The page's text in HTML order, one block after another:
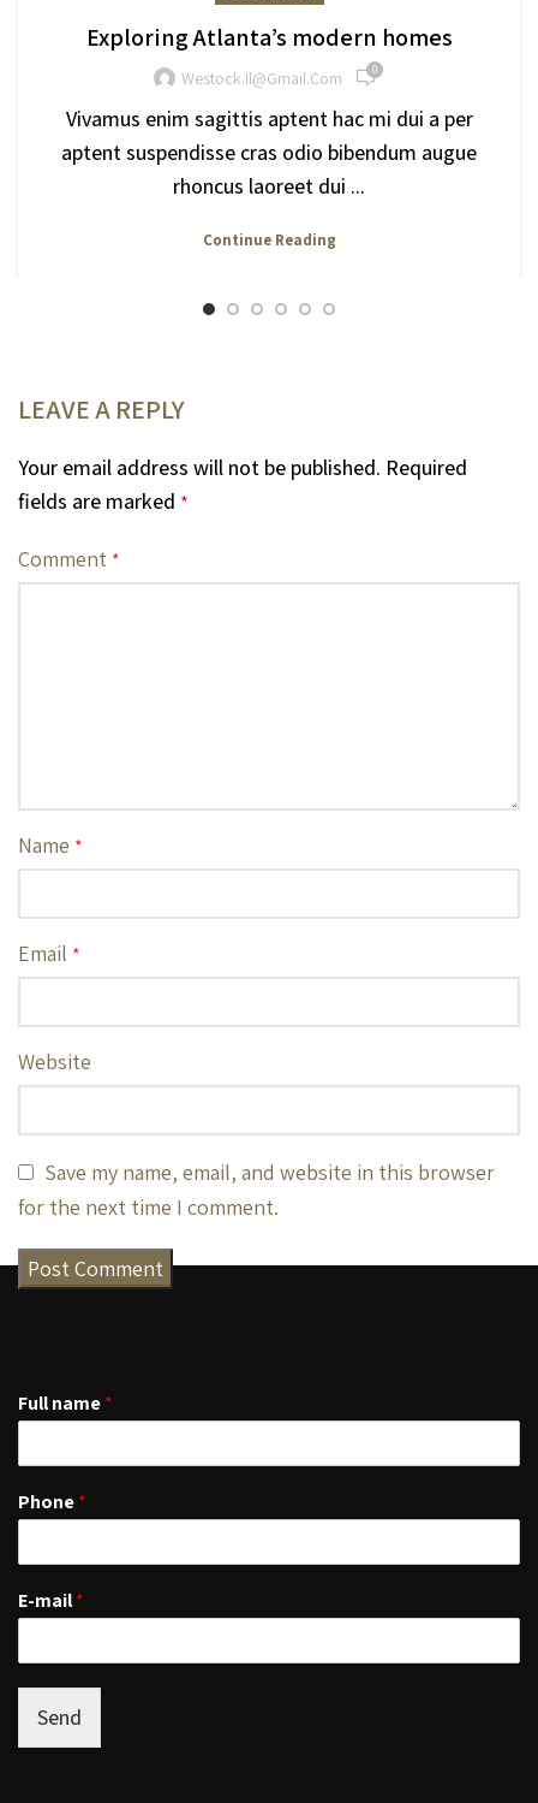
Exploring Atlanta’s modern homes
Westock.il@gmail.com 0
Vivamus enim sagittis aptent hac mi dui a per
aptent suspendisse cras odio bibendum augue
rhoncus laoreet dui ...
Continue Reading
LEAVE A REPLY
Your email address will not be published. Required
fields are marked *
Comment *
Name *
Email *
Website
Save my name, email, and website in this browser
for the next time I comment.
Full name*
Phone*
E-mail*
Send